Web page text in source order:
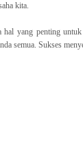
kita.
hal yang penting
semua. Sukses